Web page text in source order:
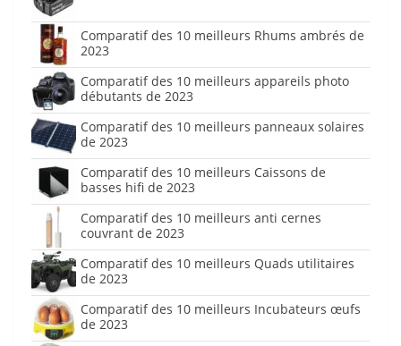
Comparatif des 10 meilleurs Rhums ambrés de
2023
Comparatif des 10 meilleurs appareils photo
débutants de 2023
Comparatif des 10 meilleurs panneaux solaires
de 2023
Comparatif des 10 meilleurs Caissons de
basses hifi de 2023
Comparatif des 10 meilleurs anti cernes
couvrant de 2023
Comparatif des 10 meilleurs Quads utilitaires
de 2023
Comparatif des 10 meilleurs Incubateurs œufs
de 2023